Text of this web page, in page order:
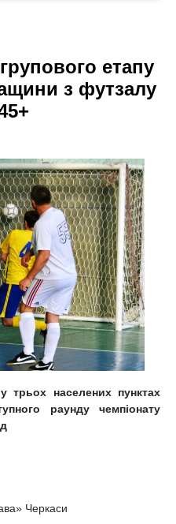
етапу
з футзалу
трьох населених пунктах
раунду чемпіонату
Черкаси